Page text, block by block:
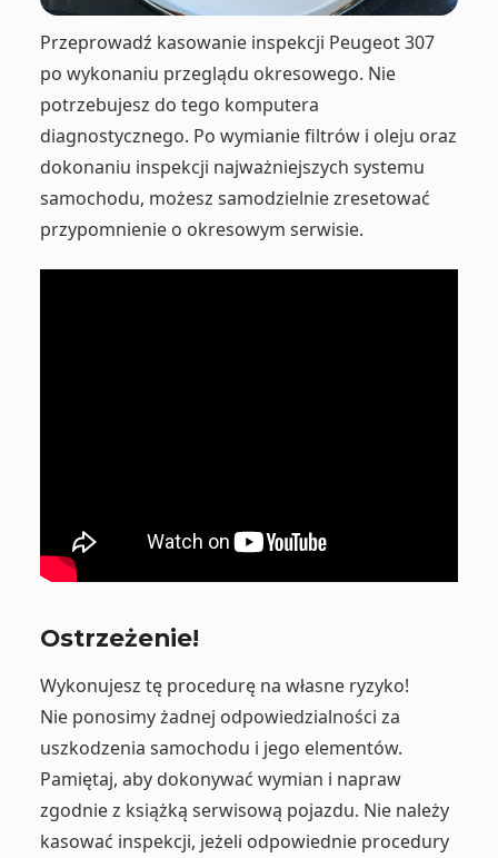
Przeprowadź kasowanie inspekcji Peugeot 307
po wykonaniu przeglądu okresowego. Nie
potrzebujesz do tego komputera
diagnostycznego. Po wymianie filtrów i oleju oraz
dokonaniu inspekcji najważniejszych systemu
samochodu, możesz samodzielnie zresetować
przypomnienie o okresowym serwisie.
Ostrzeżenie!
Wykonujesz tę procedurę na własne ryzyko!
Nie ponosimy żadnej odpowiedzialności za
uszkodzenia samochodu i jego elementów.
Pamiętaj, aby dokonywać wymian i napraw
zgodnie z książką serwisową pojazdu. Nie należy
kasować inspekcji, jeżeli odpowiednie procedury